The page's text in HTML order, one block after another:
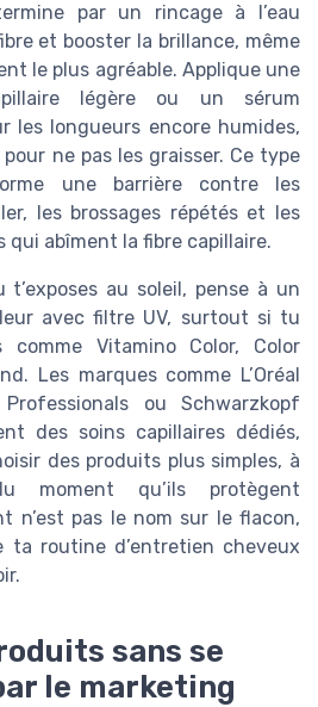
par un rincage à l’eau
et booster la brillance, même
le plus agréable. Applique une
légère ou un sérum
les longueurs encore humides,
ne pas les graisser. Ce type
une barrière contre les
les brossages répétés et les
qui abîment la fibre capillaire.
au soleil, pense à un
avec filtre UV, surtout si tu
comme Vitamino Color, Color
Les marques comme L’Oréal
ou Schwarzkopf
des soins capillaires dédiés,
des produits plus simples, à
moment qu’ils protègent
n’est pas le nom sur le flacon,
ta routine d’entretien cheveux
sans se
le marketing